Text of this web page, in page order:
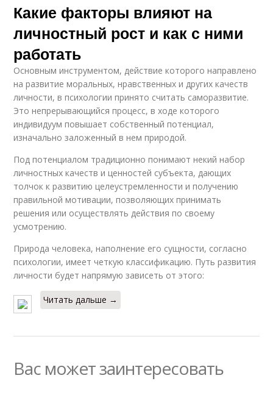
Какие факторы влияют на
личностный рост и как с ними
работать
Основным инструментом, действие которого направлено
на развитие моральных, нравственных и других качеств
личности, в психологии принято считать саморазвитие.
Это непрерывающийся процесс, в ходе которого
индивидуум повышает собственный потенциал,
изначально заложенный в нем природой.
Под потенциалом традиционно понимают некий набор
личностных качеств и ценностей субъекта, дающих
толчок к развитию целеустремленности и получению
правильной мотивации, позволяющих принимать
решения или осуществлять действия по своему
усмотрению.
Природа человека, наполнение его сущности, согласно
психологии, имеет четкую классификацию. Путь развития
личности будет напрямую зависеть от этого:
Читать дальше →
Вас может заинтересовать